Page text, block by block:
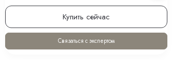
Купить сейчас
Связаться с экспертом